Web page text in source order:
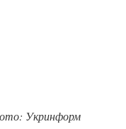
Укринформ